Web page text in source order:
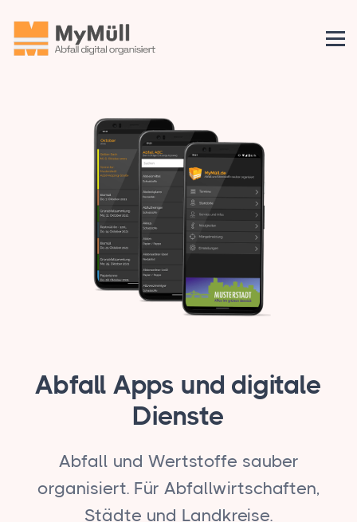
Abfall Apps und digitale
Dienste
Abfall und Wertstoffe sauber
organisiert. Für Abfallwirtschaften,
Städte und Landkreise.